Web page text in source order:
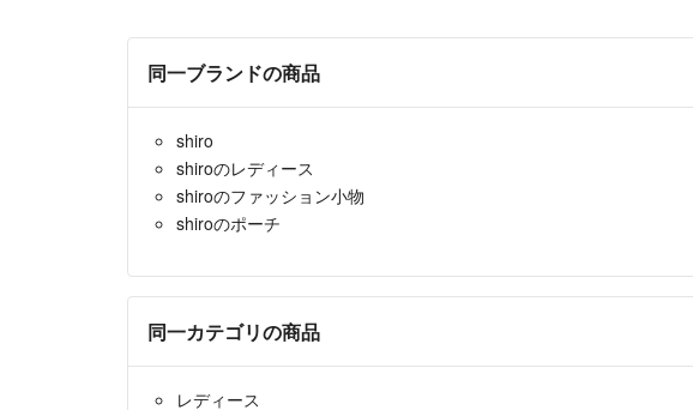
同一ブランドの商品
shiro
shiroのレディース
shiroのファッション小物
shiroのポーチ
同一カテゴリの商品
レディース